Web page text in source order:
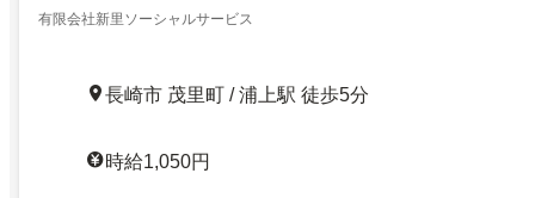
有限会社新里ソーシャルサービス
長崎市 茂里町 / 浦上駅 徒歩5分
時給1,050円